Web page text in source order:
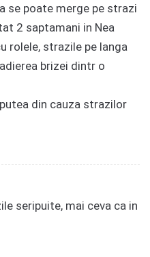
se poate merge pe strazi
2 saptamani in Nea
rolele, strazile pe langa
brizei dintr o
din cauza strazilor
seripuite, mai ceva ca in